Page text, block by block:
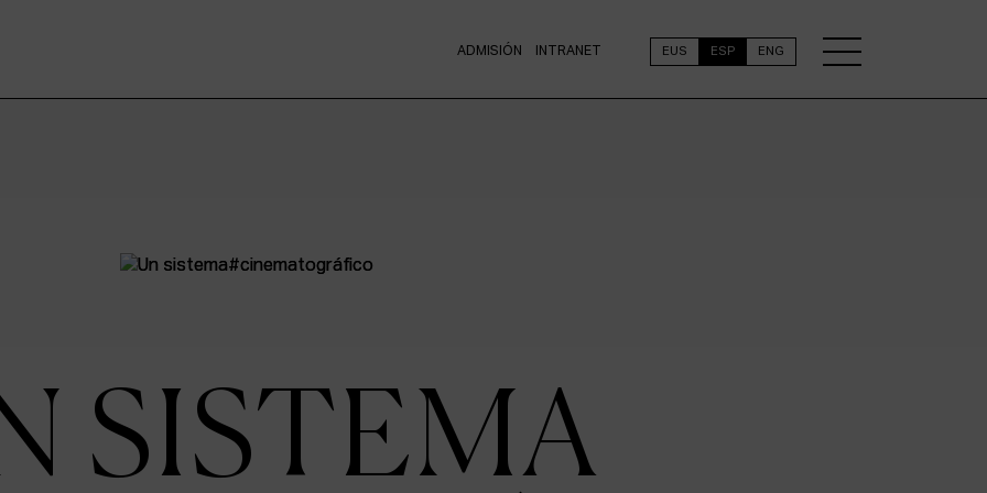
ADMISIÓN INTRANET EUS ESP ENG
SISTEMA